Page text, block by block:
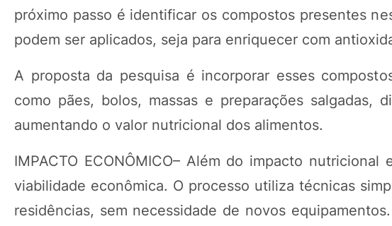
próximo passo é identificar os compostos presentes
podem ser aplicados, seja para enriquecer com
A proposta da pesquisa é incorporar esses
como pães, bolos, massas e preparações salgadas,
aumentando o valor nutricional dos alimentos.
IMPACTO ECONÔMICO– Além do impacto
viabilidade econômica. O processo utiliza técnicas
residências, sem necessidade de novos